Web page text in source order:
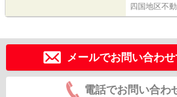
四国地区不
メールでお問い合わ
電話でお問い合わ